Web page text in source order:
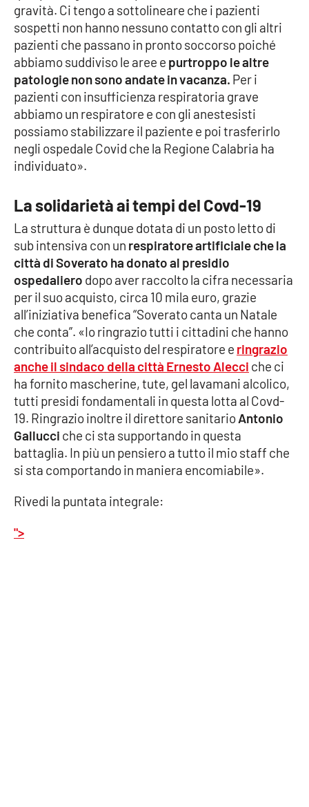
SPECIALI
Buona Sanità Calabria
LACALABRIAVISIONE
Destinazioni
Eventi
Storie
LAC
NETWORK
Lacplay.it
Lactv.it
Laconair.it
Lacitymag.it
Lacapitalenews.it
gravità. Ci tengo a sottolineare che i pazienti
sospetti non hanno nessuno contatto con gli altri
pazienti che passano in pronto soccorso poiché
abbiamo suddiviso le aree e purtroppo le altre
patologie non sono andate in vacanza. Per i
pazienti con insufficienza respiratoria grave
abbiamo un respiratore e con gli anestesisti
possiamo stabilizzare il paziente e poi trasferirlo
negli ospedale Covid che la Regione Calabria ha
individuato».
La solidarietà ai tempi del Covd-19
La struttura è dunque dotata di un posto letto di
sub intensiva con un respiratore artificiale che la
città di Soverato ha donato al presidio
ospedaliero dopo aver raccolto la cifra necessaria
per il suo acquisto, circa 10 mila euro, grazie
all’iniziativa benefica “Soverato canta un Natale
che conta”. «Io ringrazio tutti i cittadini che hanno
contribuito all’acquisto del respiratore e ringrazio
anche il sindaco della città Ernesto Alecci che ci
ha fornito mascherine, tute, gel lavamani alcolico,
tutti presidi fondamentali in questa lotta al Covd-
19. Ringrazio inoltre il direttore sanitarioAntonio
Gallucci che ci sta supportando in questa
battaglia. In più un pensiero a tutto il mio staff che
si sta comportando in maniera encomiabile».
Rivedi la puntata integrale:
">